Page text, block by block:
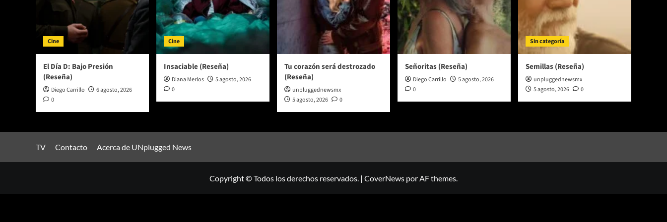
Cine
El Día D: Bajo Presión
(Reseña)
Diego Carrillo
6 agosto, 2026
0
Cine
Insaciable (Reseña)
Diana Merlos
5 agosto, 2026
0
Tu corazón será destrozado
(Reseña)
unpluggednewsmx
5 agosto, 2026
0
Señoritas (Reseña)
Diego Carrillo
5 agosto, 2026
0
Sin categoría
Semillas (Reseña)
unpluggednewsmx
5 agosto, 2026
0
TV Contacto Acerca de UNplugged News
Copyright © Todos los derechos reservados. | CoverNews por AF themes.